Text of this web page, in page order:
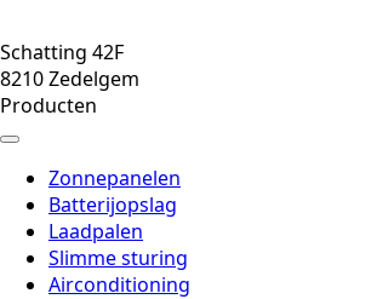
Schatting 42F
8210 Zedelgem
Producten
Zonnepanelen
Batterijopslag
Laadpalen
Slimme sturing
Airconditioning